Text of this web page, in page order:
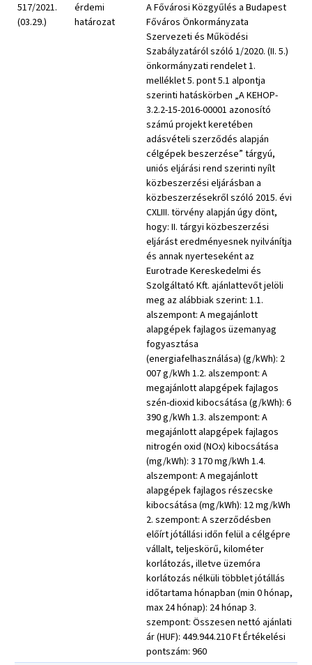
517/2021.
(03.29.)
érdemi
határozat
A Fővárosi Közgyűlés a Budapest
Főváros Önkormányzata
Szervezeti és Működési
Szabályzatáról szóló 1/2020. (II. 5.)
önkormányzati rendelet 1.
melléklet 5. pont 5.1 alpontja
szerinti hatáskörben „A KEHOP-
3.2.2-15-2016-00001 azonosító
számú projekt keretében
adásvételi szerződés alapján
célgépek beszerzése” tárgyú,
uniós eljárási rend szerinti nyílt
közbeszerzési eljárásban a
közbeszerzésekről szóló 2015. évi
CXLIII. törvény alapján úgy dönt,
hogy: II. tárgyi közbeszerzési
eljárást eredményesnek nyilvánítja
és annak nyerteseként az
Eurotrade Kereskedelmi és
Szolgáltató Kft. ajánlattevőt jelöli
meg az alábbiak szerint: 1.1.
alszempont: A megajánlott
alapgépek fajlagos üzemanyag
fogyasztása
(energiafelhasználása) (g/kWh): 2
007 g/kWh 1.2. alszempont: A
megajánlott alapgépek fajlagos
szén-dioxid kibocsátása (g/kWh): 6
390 g/kWh 1.3. alszempont: A
megajánlott alapgépek fajlagos
nitrogén oxid (NOx) kibocsátása
(mg/kWh): 3 170 mg/kWh 1.4.
alszempont: A megajánlott
alapgépek fajlagos részecske
kibocsátása (mg/kWh): 12 mg/kWh
2. szempont: A szerződésben
előírt jótállási időn felül a célgépre
vállalt, teljeskörű, kilométer
korlátozás, illetve üzemóra
korlátozás nélküli többlet jótállás
időtartama hónapban (min 0 hónap,
max 24 hónap): 24 hónap 3.
szempont: Összesen nettó ajánlati
ár (HUF): 449.944.210 Ft Értékelési
pontszám: 960